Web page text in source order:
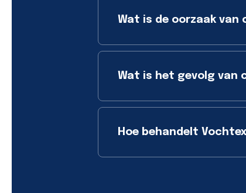
Wat is de oorzaak van
Wat is het gevolg van
Hoe behandelt